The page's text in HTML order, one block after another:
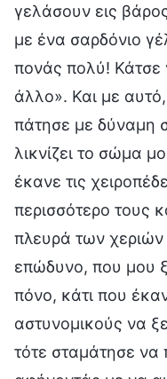
γελάσουν εις
με ένα σαρδόνιο
πονάς πολύ! Κάτσε
άλλο». Και με
πάτησε με δύναμη
λικνίζει το σώμα
έκανε τις
περισσότερο τους
πλευρά των χεριών
επώδυνο, που μου
πόνο, κάτι που
αστυνομικούς να
τότε σταμάτησε να